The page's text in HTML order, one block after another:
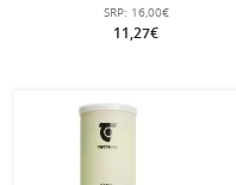
SRP: 16,00€
11,27€